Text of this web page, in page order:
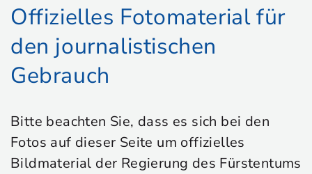
Offizielles Fotomaterial für
den journalistischen
Gebrauch
Bitte beachten Sie, dass es sich bei den
Fotos auf dieser Seite um offizielles
Bildmaterial der Regierung des Fürstentums